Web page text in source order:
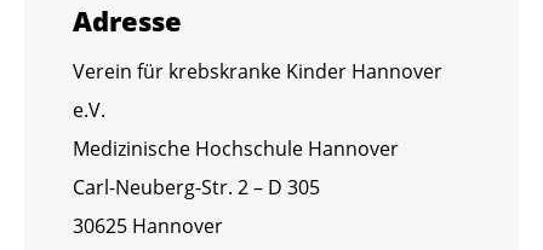
Adres­se
Ver­ein für krebs­kran­ke Kin­der Han­no­ver
e.V.
Me­di­zi­ni­sche Hoch­schu­le Han­no­ver
Carl-Neu­berg-Str. 2 – D 305
30625 Han­no­ver